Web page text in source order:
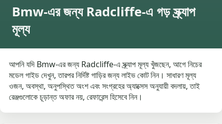
Bmw-এর জন্য Radcliffe-এ গড় স্ক্র্যাপ
মূল্য
আপনি যদি Bmw-এর জন্য Radcliffe-এ স্ক্র্যাপ মূল্য খুঁজছেন, আগে নিচের
মডেল গাইড দেখুন, তারপর নির্দিষ্ট গাড়ির জন্য লাইভ কোট নিন। সাধারণ মূল্য
ওজন, অবস্থা, অনুপস্থিত অংশ এবং সংগ্রহের অ্যাক্সেস অনুযায়ী বদলায়, তাই
রেঞ্জগুলোকে চূড়ান্ত অফার নয়, রেফারেন্স হিসেবে নিন।